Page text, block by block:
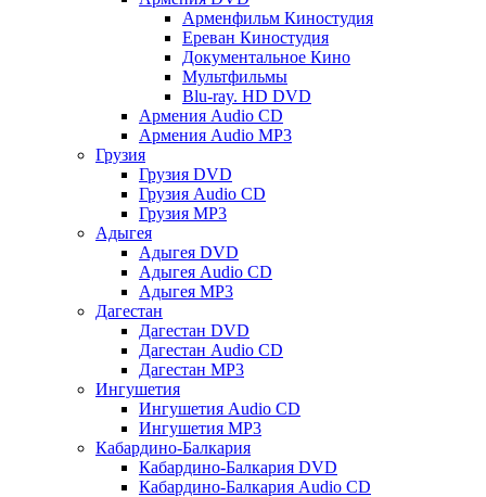
Арменфильм Киностудия
Ереван Киностудия
Документальное Кино
Мультфильмы
Blu-ray. HD DVD
Армения Audio CD
Армения Audio MP3
Грузия
Грузия DVD
Грузия Audio CD
Грузия MP3
Адыгея
Адыгея DVD
Адыгея Audio CD
Адыгея MP3
Дагестан
Дагестан DVD
Дагестан Audio CD
Дагестан MP3
Ингушетия
Ингушетия Audio CD
Ингушетия MP3
Кабардино-Балкария
Кабардино-Балкария DVD
Кабардино-Балкария Audio CD